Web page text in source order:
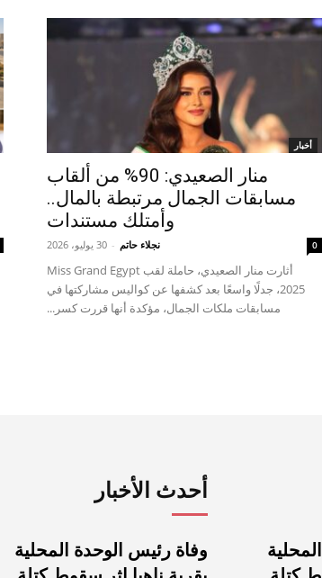
أخبار
منار الصعيدي: 90% من ألقاب
مسابقات الجمال مرتبطة بالمال..
وأمتلك مستندات
نجلاء حاتم - 30 يوليو، 2026 0
أثارت منار الصعيدي، حاملة لقب Miss Grand Egypt
2025، جدلًا واسعًا بعد كشفها عن كواليس مشاركتها في
مسابقات ملكات الجمال، مؤكدة أنها قررت كسر...
أحدث الأخبار
وفاة رئيس الوحدة المحلية